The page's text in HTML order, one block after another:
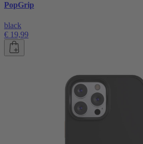
PopGrip
black
€ 19,99